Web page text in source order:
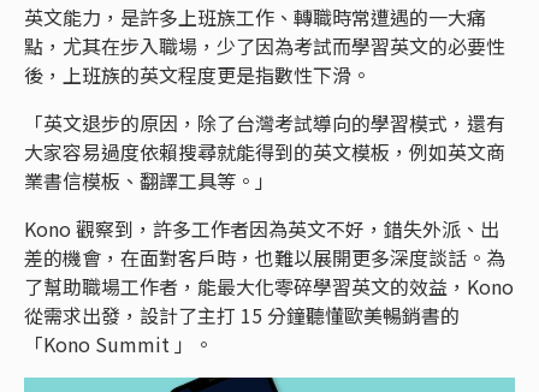
英文能力，是許多上班族工作、轉職時常遭遇的一大痛
點，尤其在步入職場，少了因為考試而學習英文的必要性
後，上班族的英文程度更是指數性下滑。
「英文退步的原因，除了台灣考試導向的學習模式，還有
大家容易過度依賴搜尋就能得到的英文模板，例如英文商
業書信模板、翻譯工具等。」
Kono 觀察到，許多工作者因為英文不好，錯失外派、出
差的機會，在面對客戶時，也難以展開更多深度談話。為
了幫助職場工作者，能最大化零碎學習英文的效益，Kono
從需求出發，設計了主打 15 分鐘聽懂歐美暢銷書的
「Kono Summit 」。